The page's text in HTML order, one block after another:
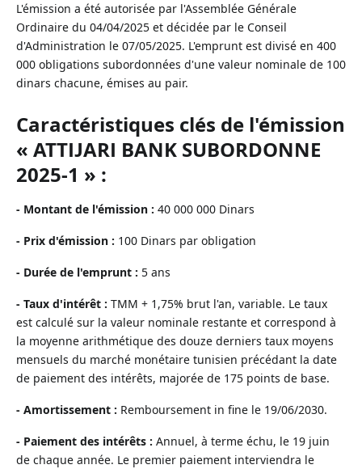
L'émission a été autorisée par l'Assemblée Générale
Ordinaire du 04/04/2025 et décidée par le Conseil
d'Administration le 07/05/2025. L'emprunt est divisé en 400
000 obligations subordonnées d'une valeur nominale de 100
dinars chacune, émises au pair.
Caractéristiques clés de l'émission
« ATTIJARI BANK SUBORDONNE
2025-1 » :
- Montant de l'émission : 40 000 000 Dinars
- Prix d'émission : 100 Dinars par obligation
- Durée de l'emprunt : 5 ans
- Taux d'intérêt : TMM + 1,75% brut l'an, variable. Le taux
est calculé sur la valeur nominale restante et correspond à
la moyenne arithmétique des douze derniers taux moyens
mensuels du marché monétaire tunisien précédant la date
de paiement des intérêts, majorée de 175 points de base.
- Amortissement : Remboursement in fine le 19/06/2030.
- Paiement des intérêts : Annuel, à terme échu, le 19 juin
de chaque année. Le premier paiement interviendra le